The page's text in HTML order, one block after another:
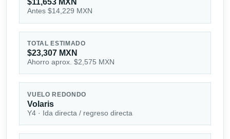
$11,653 MXN
Antes $14,229 MXN
TOTAL ESTIMADO
$23,307 MXN
Ahorro aprox. $2,575 MXN
VUELO REDONDO
Volaris
Y4 · Ida directa / regreso directa